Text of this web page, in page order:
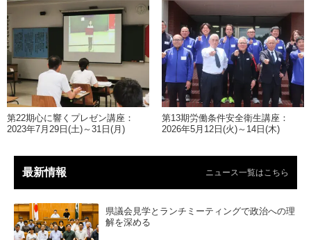
第22期心に響くプレゼン講座：
2023年7月29日(土)～31日(月)
第13期労働条件安全衛生講座：
2026年5月12日(火)～14日(木)
最新情報 ニュース一覧はこちら
県議会見学とランチミーティングで政治への理
解を深める